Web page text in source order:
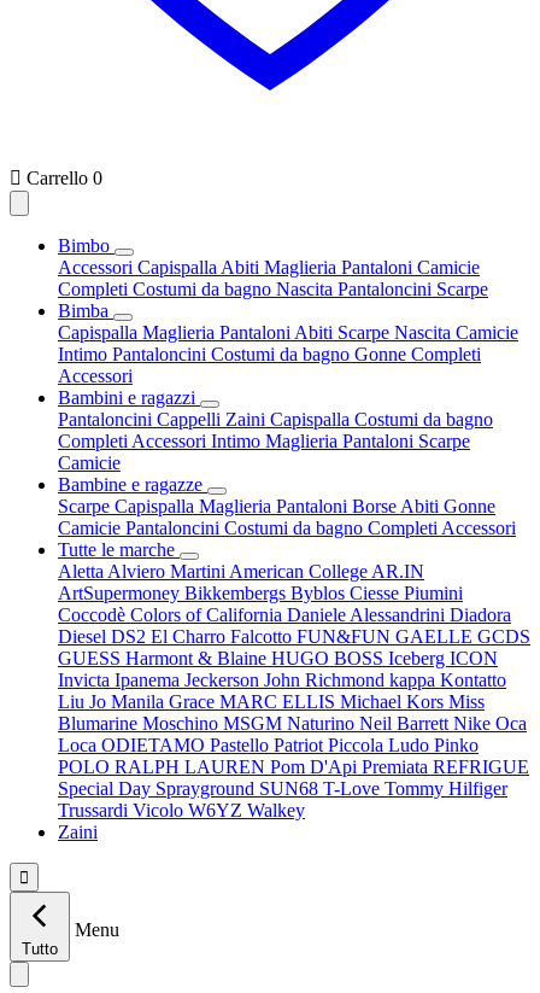
 Carrello 0
Bimbo
Accessori Capispalla Abiti Maglieria Pantaloni Camicie
Completi Costumi da bagno Nascita Pantaloncini Scarpe
Bimba
Capispalla Maglieria Pantaloni Abiti Scarpe Nascita Camicie
Intimo Pantaloncini Costumi da bagno Gonne Completi
Accessori
Bambini e ragazzi
Pantaloncini Cappelli Zaini Capispalla Costumi da bagno
Completi Accessori Intimo Maglieria Pantaloni Scarpe
Camicie
Bambine e ragazze
Scarpe Capispalla Maglieria Pantaloni Borse Abiti Gonne
Camicie Pantaloncini Costumi da bagno Completi Accessori
Tutte le marche
Aletta Alviero Martini American College AR.IN
ArtSupermoney Bikkembergs Byblos Ciesse Piumini
Coccodè Colors of California Daniele Alessandrini Diadora
Diesel DS2 El Charro Falcotto FUN&FUN GAELLE GCDS
GUESS Harmont & Blaine HUGO BOSS Iceberg ICON
Invicta Ipanema Jeckerson John Richmond kappa Kontatto
Liu Jo Manila Grace MARC ELLIS Michael Kors Miss
Blumarine Moschino MSGM Naturino Neil Barrett Nike Oca
Loca ODIETAMO Pastello Patriot Piccola Ludo Pinko
POLO RALPH LAUREN Pom D'Api Premiata REFRIGUE
Special Day Sprayground SUN68 T-Love Tommy Hilfiger
Trussardi Vicolo W6YZ Walkey
Zaini

Tutto
Menu